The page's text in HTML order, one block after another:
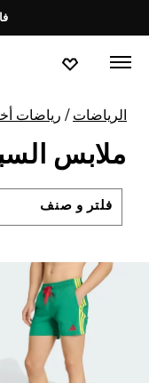
الرياضات رياضات
ملابس
فلتر و صنف